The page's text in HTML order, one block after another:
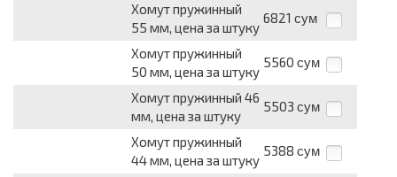
Хомут пружинный
55 мм, цена за штуку
6821 сум
Хомут пружинный
50 мм, цена за штуку
5560 сум
Хомут пружинный 46
мм, цена за штуку
5503 сум
Хомут пружинный
44 мм, цена за штуку
5388 сум